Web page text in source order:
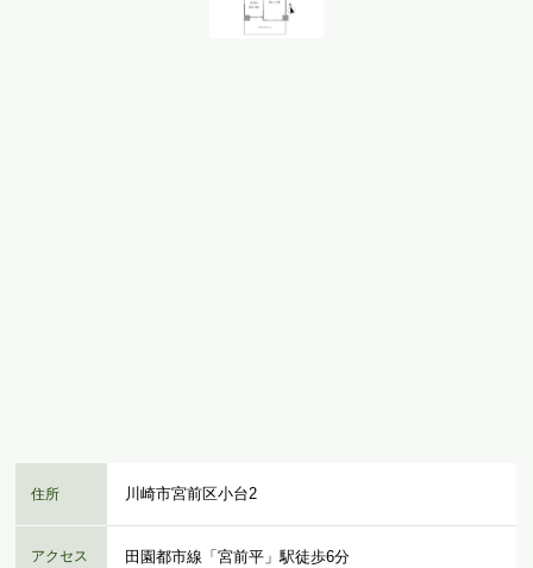
住所 川崎市宮前区小台2
アクセス 田園都市線「宮前平」駅徒歩6分